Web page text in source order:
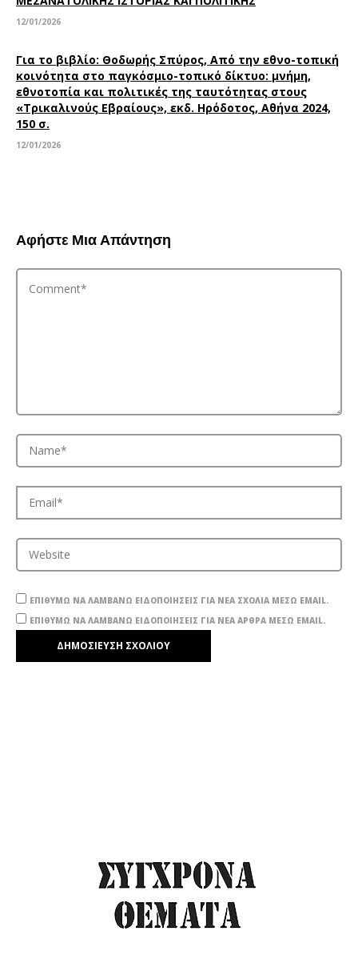
12/01/2026
Για το βιβλίο: Θοδωρής Σπύρος, Από την εθνο-τοπική
κοινότητα στο παγκόσμιο-τοπικό δίκτυο: μνήμη,
εθνοτοπία και πολιτικές της ταυτότητας στους
«Τρικαλινούς Εβραίους», εκδ. Ηρόδοτος, Αθήνα 2024,
150 σ.
12/01/2026
Αφήστε Μια Απάντηση
ΕΠΙΘΥΜΏ ΝΑ ΛΑΜΒΆΝΩ ΕΙΔΟΠΟΙΉΣΕΙΣ ΓΙΑ ΝΈΑ ΣΧΌΛΙΑ ΜΈΣΩ EMAIL.
ΕΠΙΘΥΜΏ ΝΑ ΛΑΜΒΆΝΩ ΕΙΔΟΠΟΙΉΣΕΙΣ ΓΙΑ ΝΈΑ ΆΡΘΡΑ ΜΈΣΩ EMAIL.